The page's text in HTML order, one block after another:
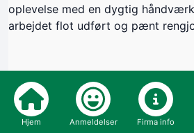
oplevelse med en dygtig
arbejdet flot udført og pænt
Byggeår:
2026
Opgave:
Hjem Anmeldelser Firma info